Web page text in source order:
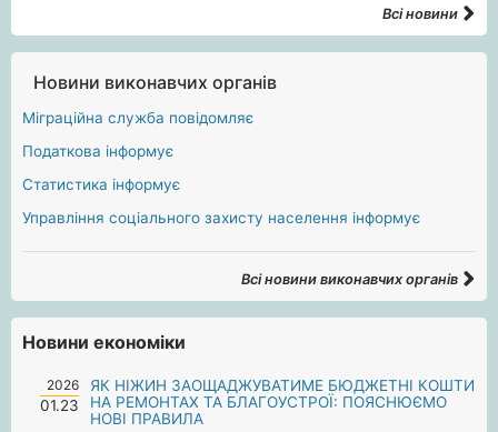
Всі новини
Новини виконавчих органів
Міграційна служба повідомляє
Податкова інформує
Статистика інформує
Управління соціального захисту населення інформує
Всі новини виконавчих органів
Новини економіки
2026
01.23
ЯК НІЖИН ЗАОЩАДЖУВАТИМЕ БЮДЖЕТНІ КОШТИ
НА РЕМОНТАХ ТА БЛАГОУСТРОЇ: ПОЯСНЮЄМО
НОВІ ПРАВИЛА